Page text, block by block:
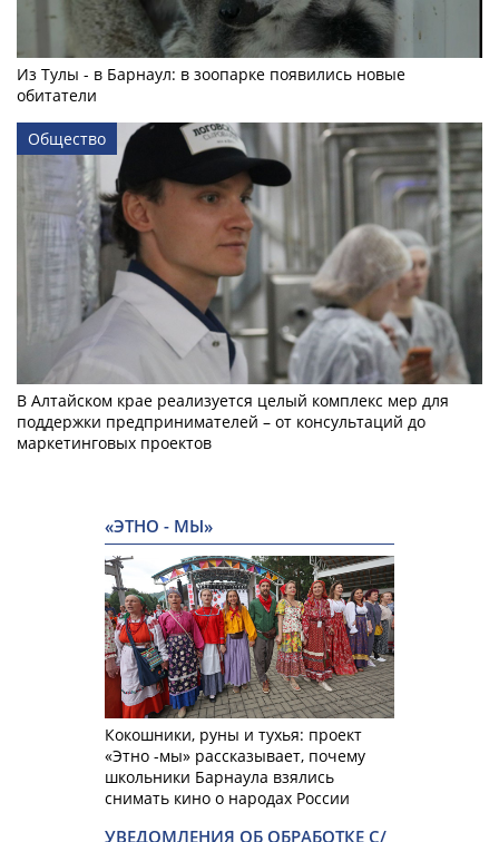
Из Тулы - в Барнаул: в зоопарке появились новые
обитатели
Общество
В Алтайском крае реализуется целый комплекс мер для
поддержки предпринимателей – от консультаций до
маркетинговых проектов
«ЭТНО - МЫ»
Кокошники, руны и тухья: проект
«Этно -мы» рассказывает, почему
школьники Барнаула взялись
снимать кино о народах России
УВЕДОМЛЕНИЯ ОБ ОБРАБОТКЕ С/